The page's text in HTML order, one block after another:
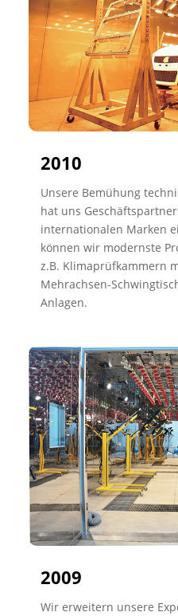
2010
Unsere Bemühung
hat uns
internationalen Marken
können wir modernste
z.B. Klimaprüfkammern
Mehrachsen-
Anlagen.
2009
Wir erweitern unsere